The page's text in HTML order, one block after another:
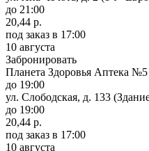
до 21:00
20,44 р.
под заказ в 17:00
10 августа
Забронировать
Планета Здоровья Аптека №5
до 19:00
ул. Слободская, д. 133
до 19:00
20,44 р.
под заказ в 17:00
10 августа